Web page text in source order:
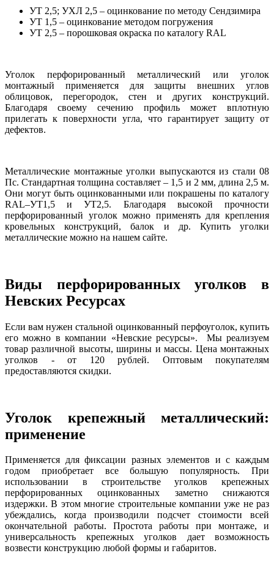
УТ 2,5; УХЛ 2,5 – оцинкование по методу Сендзимира
УТ 1,5 – оцинкование методом погружения
УТ 2,5 – порошковая окраска по каталогу RAL
Уголок перфорированный металлический или уголок
монтажный применяется для защиты внешних углов
облицовок, перегородок, стен и других конструкций.
Благодаря своему сечению профиль может вплотную
прилегать к поверхности угла, что гарантирует защиту от
дефектов.
Металлические монтажные уголки выпускаются из стали 08
Пс. Стандартная толщина составляет – 1,5 и 2 мм, длина 2,5 м.
Они могут быть оцинкованными или покрашены по каталогу
RAL–УТ1,5 и УТ2,5. Благодаря высокой прочности
перфорированный уголок можно применять для крепления
кровельных конструкций, балок и др. Купить уголки
металлические можно на нашем сайте.
Виды перфорированных уголков в
Невских Ресурсах
Если вам нужен стальной оцинкованный перфоуголок, купить
его можно в компании «Невские ресурсы». Мы реализуем
товар различной высоты, ширины и массы. Цена монтажных
уголков - от 120 рублей. Оптовым покупателям
предоставляются скидки.
Уголок крепежный металлический:
применение
Применяется для фиксации разных элементов и с каждым
годом приобретает все большую популярность. При
использовании в строительстве уголков крепежных
перфорированных оцинкованных заметно снижаются
издержки. В этом многие строительные компании уже не раз
убеждались, когда производили подсчет стоимости всей
окончательной работы. Простота работы при монтаже, и
универсальность крепежных уголков дает возможность
возвести конструкцию любой формы и габаритов.